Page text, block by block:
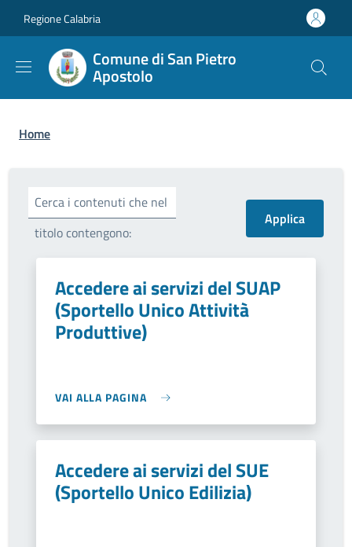
Regione Calabria
Comune di San Pietro
Apostolo
Briciole di pane
Home
Cerca i contenuti che nel
titolo contengono:
Accedere ai servizi del SUAP
(Sportello Unico Attività
Produttive)
VAI ALLA PAGINA
Accedere ai servizi del SUE
(Sportello Unico Edilizia)